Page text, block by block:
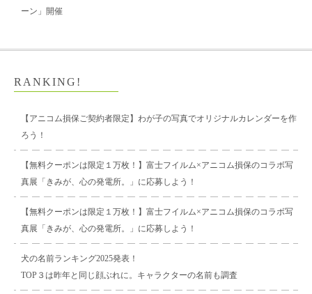
ーン」開催
RANKING!
【アニコム損保ご契約者限定】わが子の写真でオリジナルカレンダーを作
ろう！
【無料クーポンは限定１万枚！】富士フイルム×アニコム損保のコラボ写
真展「きみが、心の発電所。」に応募しよう！
【無料クーポンは限定１万枚！】富士フイルム×アニコム損保のコラボ写
真展「きみが、心の発電所。」に応募しよう！
犬の名前ランキング2025発表！
TOP３は昨年と同じ顔ぶれに。キャラクターの名前も調査